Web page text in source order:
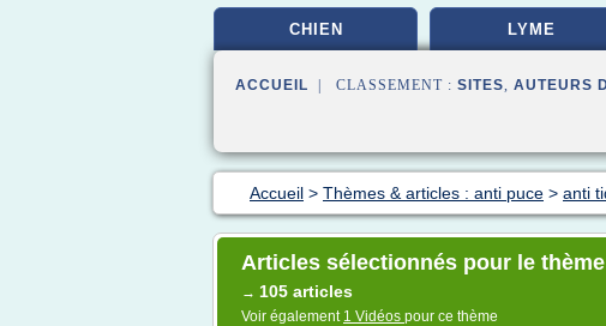
CHIEN LYME
ACCUEIL | CLASSEMENT : SITES, AUTEURS
Accueil > Thèmes & articles : anti puce > anti
Articles sélectionnés pour le
→ 105 articles
Voir également 1 Vidéos pour ce thème